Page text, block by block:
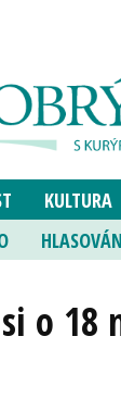
KULTURA
o 18